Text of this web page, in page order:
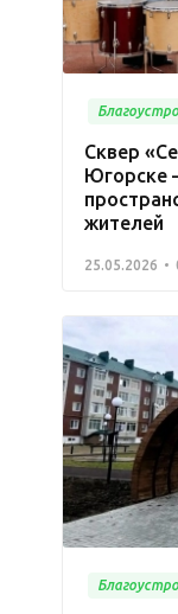
Сквер
Югорске
жителей
25.05.2026